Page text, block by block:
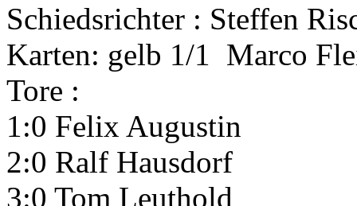
Schiedsrichter : Steffen
Karten: gelb 1/1 Marco
Tore :
1:0 Felix
2:0 Ralf
3:0 Tom